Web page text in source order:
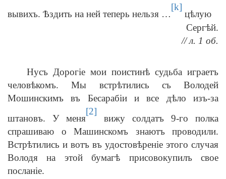
вывихъ. Ѣздить на ней теперь нельзя …
[k]
цѣлую
Сергѣй.
// л. 1 об.
Нусъ Дорогіе мои поистинѣ судьба играетъ
человѣкомъ. Мы встрѣтились съ Володей
Мошинскимъ въ Бесарабіи и все дѣло изъ-за
штановъ. У меня
[2]
вижу солдатъ 9-го полка
спрашиваю о Машинскомъ знаютъ проводили.
Встрѣтились и вотъ въ удостовѣреніе этого случая
Володя на этой бумагѣ присовокупилъ свое
посланіе.